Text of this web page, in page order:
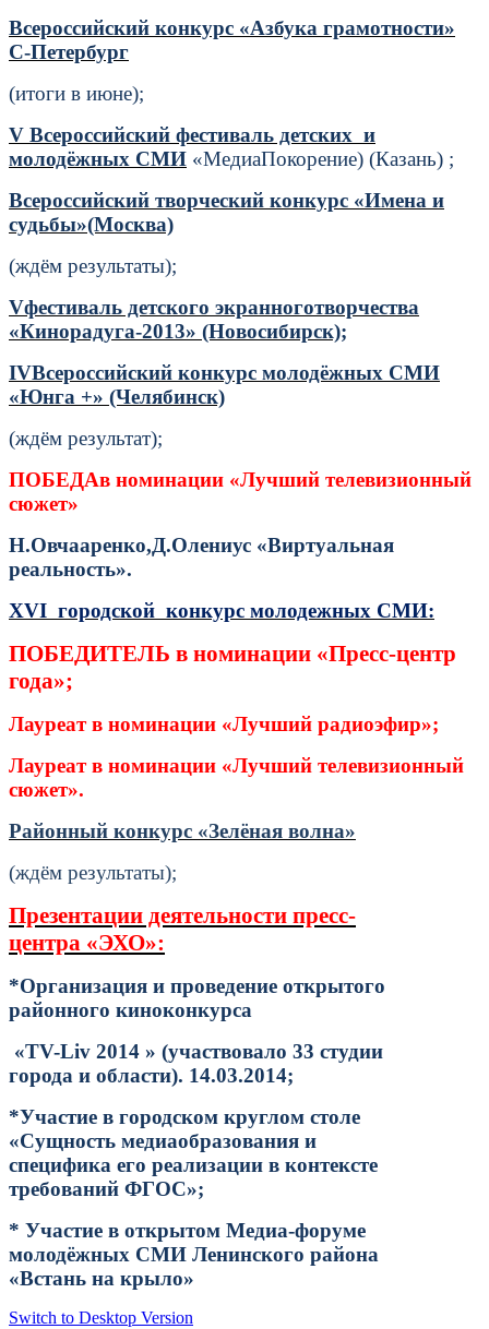
Всероссийский конкурс «Азбука грамотности»
С-Петербург
(итоги в июне);
V Всероссийский фестиваль детских и
молодёжных СМИ «МедиаПокорение) (Казань) ;
Всероссийский творческий конкурс «Имена и
судьбы»(Москва)
(ждём результаты);
Vфестиваль детского экранноготворчества
«Кинорадуга-2013» (Новосибирск);
IVВсероссийский конкурс молодёжных СМИ
«Юнга +» (Челябинск)
(ждём результат);
ПОБЕДАв номинации «Лучший телевизионный
сюжет»
Н.Овчааренко,Д.Олениус «Виртуальная
реальность».
XVI городской конкурс молодежных СМИ:
ПОБЕДИТЕЛЬ в номинации «Пресс-центр
года»;
Лауреат в номинации «Лучший радиоэфир»;
Лауреат в номинации «Лучший телевизионный
сюжет».
Районный конкурс «Зелёная волна»
(ждём результаты);
Презентации деятельности пресс-
центра «ЭХО»:
*Организация и проведение открытого
районного киноконкурса
«TV-Liv 2014 » (участвовало 33 студии
города и области). 14.03.2014;
*Участие в городском круглом столе
«Сущность медиаобразования и
специфика его реализации в контексте
требований ФГОС»;
* Участие в открытом Медиа-форуме
молодёжных СМИ Ленинского района
«Встань на крыло»
Switch to Desktop Version